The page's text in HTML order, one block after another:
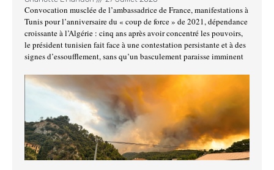
Convocation musclée de l’ambassadrice de France, manifestations à
Tunis pour l’anniversaire du « coup de force » de 2021, dépendance
croissante à l’Algérie : cinq ans après avoir concentré les pouvoirs,
le président tunisien fait face à une contestation persistante et à des
signes d’essoufflement, sans qu’un basculement paraisse imminent